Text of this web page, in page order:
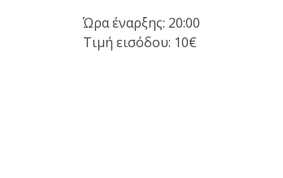
Ώρα έναρξης: 20:00
Τιμή εισόδου: 10€